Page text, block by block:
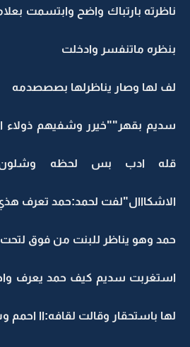
ناظرته بارتباك واضح وابتسمت
بنظره ماتنفسر وادخلت
لف لها وصار يناظرلها بصصصدمه
سديم بقهر""خيرر وشفيهم ذولاء
قله ادب بس لحظه
الاشكااال"لفت لحمد:حمد تعرف
حمد وهو يناظر للبنت من فوق لتحت
استغربت سديم كيف حمد يعرف
لها باستحقار وقالت لقافه:اا